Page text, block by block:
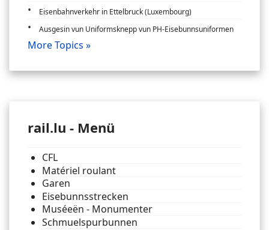
Eisenbahnverkehr in Ettelbruck (Luxembourg)
Ausgesin vun Uniformsknepp vun PH-Eisebunnsuniformen
More Topics »
rail.lu - Menü
CFL
Matériel roulant
Garen
Eisebunnsstrecken
Muséeën - Monumenter
Schmuelspurbunnen